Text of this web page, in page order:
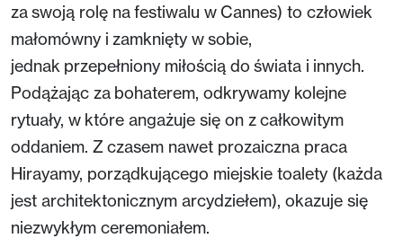
za swoją rolę na festiwalu w Cannes) to człowiek
małomówny i zamknięty w sobie,
jednak przepełniony miłością do świata i innych.
Podążając za bohaterem, odkrywamy kolejne
rytuały, w które angażuje się on z całkowitym
oddaniem. Z czasem nawet prozaiczna praca
Hirayamy, porządkującego miejskie toalety (każda
jest architektonicznym arcydziełem), okazuje się
niezwykłym ceremoniałem.